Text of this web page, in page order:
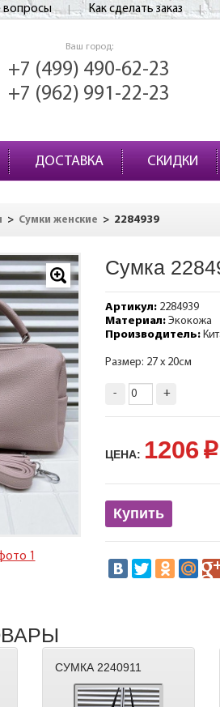
вопросы Как сделать заказ
Ваш город:
+7 (499) 490-62-23
+7 (962) 991-22-23
ДОСТАВКА СКИДКИ
> Сумки женские > 2284939
1
Сумка
Артикул:2284939
Материал:Экокожа
Производитель:
Размер: 27 х 20см
- +
ЦЕНА: 1206 p
Купить
СУМКА 2240911